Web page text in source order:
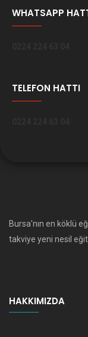
WHATSAPP
TELEFON HATTI
Bursa'nın en köklü
takviye yeni nesil
HAKKIMIZDA